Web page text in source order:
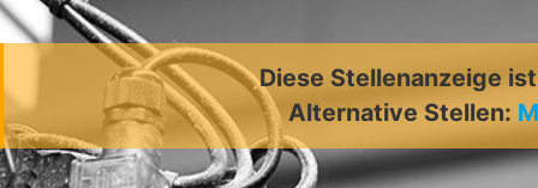
Diese Stellenanzeige
Alternative Stellen: